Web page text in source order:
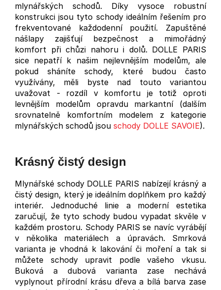
mlynářských schodů. Díky vysoce robustní
konstrukci jsou tyto schody ideálním řešením pro
frekventované každodenní použití. Zapuštěné
nášlapy zajišťují bezpečnost a mimořádný
komfort při chůzi nahoru i dolů. DOLLE PARIS
sice nepatří k našim nejlevnějším modelům, ale
pokud sháníte schody, které budou často
využívány, měli byste nad touto variantou
uvažovat - rozdíl v komfortu je totiž oproti
levnějším modelům opravdu markantní (dalším
srovnatelně komfortním modelem z kategorie
mlynářských schodů jsou schody DOLLE SAVOIE).
Krásný čistý design
Mlynářské schody DOLLE PARIS nabízejí krásný a
čistý design, který je ideálním doplňkem pro každý
interiér. Jednoduché linie a moderní estetika
zaručují, že tyto schody budou vypadat skvěle v
každém prostoru. Schody PARIS se navíc vyrábějí
v několika materiálech a úpravách. Smrková
varianta je vhodná k lakování či moření a tak si
můžete schody upravit podle vašeho vkusu.
Buková a dubová varianta zase nechává
vyplynout přírodní krásu dřeva a bílá barva zase